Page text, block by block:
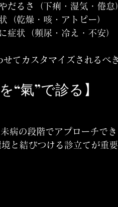
るさ（下痢・湿気・倦怠
乾燥・咳・アトピー）
状（頻尿・冷え・不安）
てカスタマイズされるべき
“氣”で診る】
病の段階でアプローチでき
と結びつける診立てが重要